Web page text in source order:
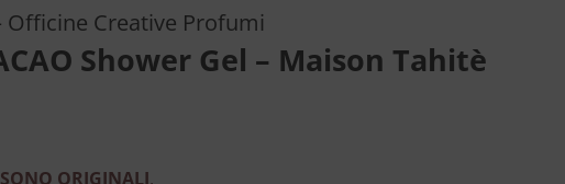
Officine Creative Profumi
Shower Gel – Maison Tahitè
ORIGINALI.